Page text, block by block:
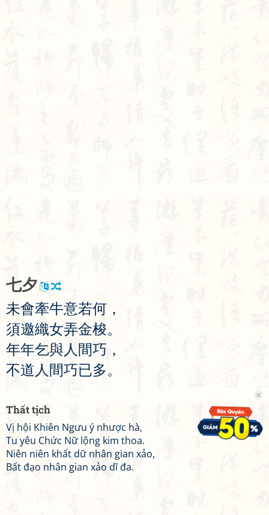
七夕
未會牽牛意若何 ，
須邀織女弄金梭。
年年乞與 人 間巧 ，
不道 人 間巧已多。
Thất tịch
Vị hội Khiên Ngưu ý nhược hà,
Tu yêu Chức Nữ lộng kim thoa.
Niên niên khất dữ nhân gian xảo,
Bất đạo nhân gian xảo dĩ đa.